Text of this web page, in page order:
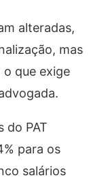
alteradas,
mas
o que exige
do PAT
para os
salários